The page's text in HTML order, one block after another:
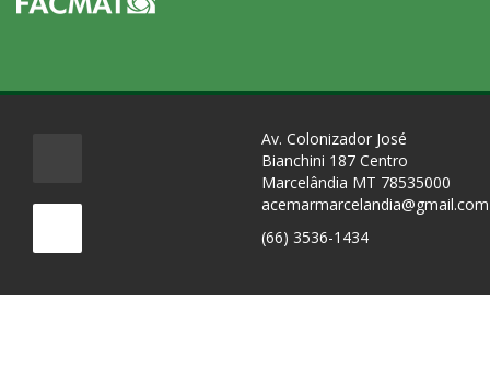
Av. Colonizador José
Bianchini 187 Centro
Marcelândia MT 78535000
acemarmarcelandia@gmail.com
(66) 3536-1434